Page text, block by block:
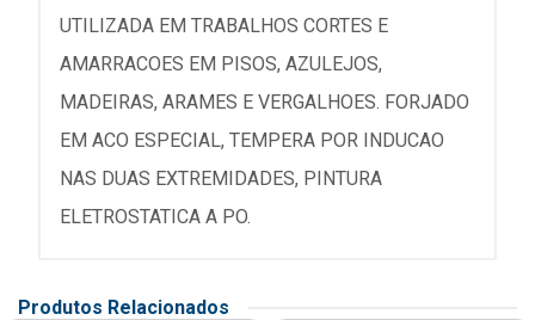
UTILIZADA EM TRABALHOS CORTES E
AMARRACOES EM PISOS, AZULEJOS,
MADEIRAS, ARAMES E VERGALHOES. FORJADO
EM ACO ESPECIAL, TEMPERA POR INDUCAO
NAS DUAS EXTREMIDADES, PINTURA
ELETROSTATICA A PO.
Produtos Relacionados